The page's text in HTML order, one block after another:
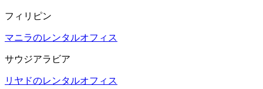
フィリピン
マニラのレンタルオフィス
サウジアラビア
リヤドのレンタルオフィス